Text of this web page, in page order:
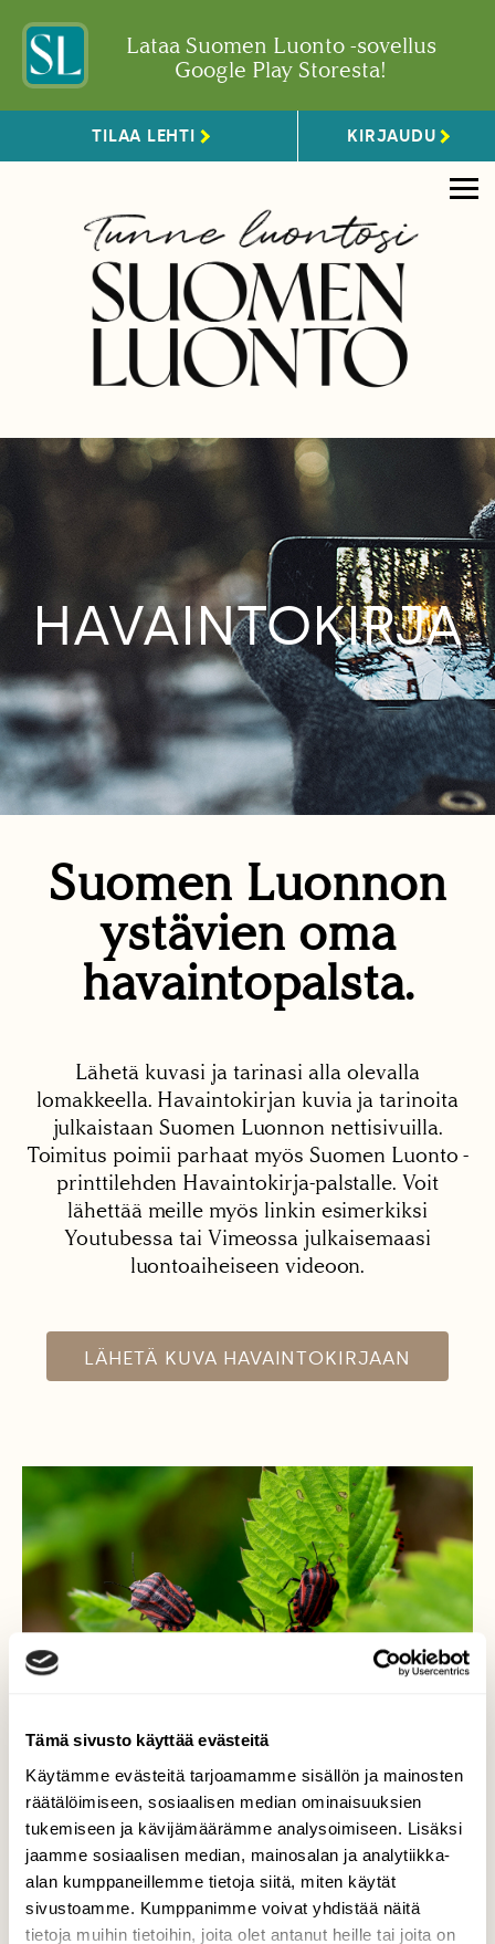
Tämä sivusto käyttää evästeitä
Käytämme evästeitä tarjoamamme sisällön ja mainosten
räätälöimiseen, sosiaalisen median ominaisuuksien
tukemiseen ja kävijämäärämme analysoimiseen. Lisäksi
jaamme sosiaalisen median, mainosalan ja analytiikka-
alan kumppaneillemme tietoja siitä, miten käytät
sivustoamme. Kumppanimme voivat yhdistää näitä
tietoja muihin tietoihin, joita olet antanut heille tai joita on
Lataa Suomen Luonto -sovellus
Google Play Storesta!
TILAA LEHTI KIRJAUDU
HAVAINTOKIRJA
Suomen Luonnon
ystävien oma
havaintopalsta.
Lähetä kuvasi ja tarinasi alla olevalla
lomakkeella. Havaintokirjan kuvia ja tarinoita
julkaistaan Suomen Luonnon nettisivuilla.
Toimitus poimii parhaat myös Suomen Luonto -
printtilehden Havaintokirja-palstalle. Voit
lähettää meille myös linkin esimerkiksi
Youtubessa tai Vimeossa julkaisemaasi
luontoaiheiseen videoon.
LÄHETÄ KUVA HAVAINTOKIRJAAN
Pyjamaluteet
Kahden kauppa, kolmannen korvapuusti.